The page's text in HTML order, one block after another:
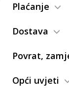
Plaćanje
Dostava
Povrat,
Opći uvjeti